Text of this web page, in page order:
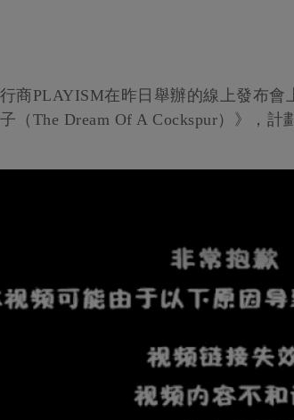
商PLAYISM在昨日舉辦的線上發布會
（The Dream Of A Cockspur）》，計